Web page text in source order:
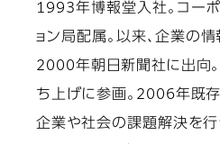
1993年博報堂入社。コーポ
ョン局配属。以来、企業の情
2000年朝日新聞社に出向
ち上げに参画。2006年既
企業や社会の課題解決を行